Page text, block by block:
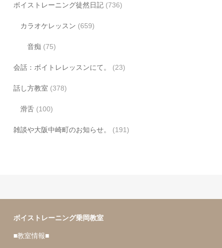
ボイストレーニング徒然日記 (736)
カラオケレッスン (659)
音痴 (75)
会話：ボイトレレッスンにて。 (23)
話し方教室 (378)
滑舌 (100)
雑談や大阪中崎町のお知らせ。 (191)
ボイストレーニング乗岡教室
■教室情報■